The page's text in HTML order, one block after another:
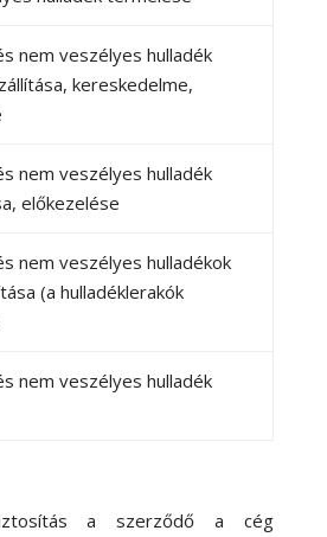
nem veszélyes hulladék
kereskedelme,
nem veszélyes hulladék
előkezelése
nem veszélyes hulladékok
(a hulladéklerakók
nem veszélyes hulladék
a szerződő a cég